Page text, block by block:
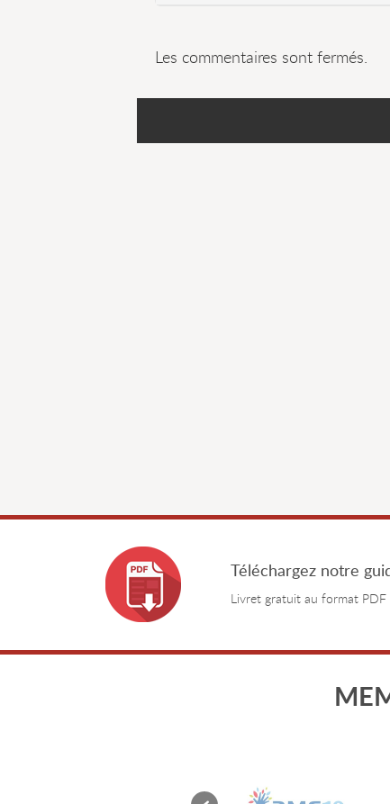
Les commentaires sont fermés.
Téléchargez notre
Livret gratuit au format PDF